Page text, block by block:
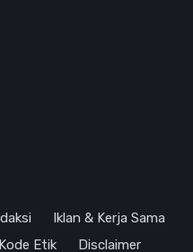
Iklan & Kerja Sama
Kode Etik Disclaimer